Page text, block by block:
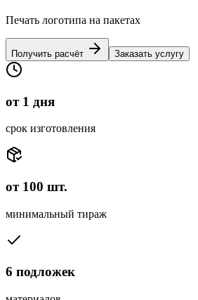
Печать логотипа на пакетах
Получить расчёт Заказать услугу
от 1 дня
срок изготовления
от 100 шт.
минимальный тираж
6 подложек